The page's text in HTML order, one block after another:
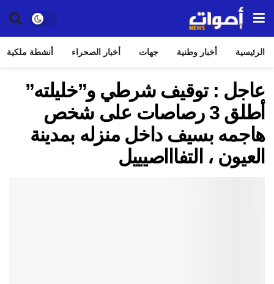
الرئيسية أخبار وطنية جهات أخبار الصحراء أنشطة ملكية
عاجل : توقيف شرطي و”خليلته”
أطلق 3 رصاصات على شخص
هاجمه بسيف داخل منزله بمدينة
العيون ، التفاااصيييل